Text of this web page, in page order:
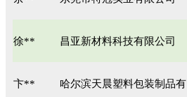
徐** 昌亚新材料科技有限公司
卞**
哈尔滨天晨塑料包装制品有